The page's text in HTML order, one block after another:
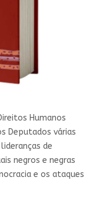
Humanos
Deputados várias
de
negros e negras
e os ataques